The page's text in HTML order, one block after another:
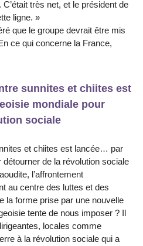
très net, et le président de
ligne. »
que le groupe devrait être mis
ce qui concerne la France,
sunnites et chiites est
mondiale pour
sociale
et chiites est lancée… par
de la révolution sociale
l’affrontement
au centre des luttes et des
forme prise par une nouvelle
tente de nous imposer ? Il
locales comme
à la révolution sociale qui a